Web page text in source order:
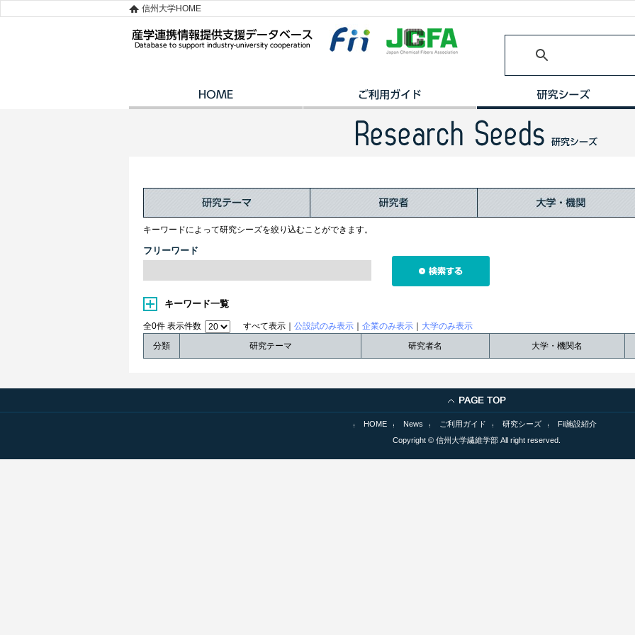
信州大学HOME
キーワードによって研究シーズを絞り込むことができます。
フリーワード
キーワード一覧
全0件 表示件数 すべて表示｜ 公設試のみ表示 企業のみ表示
大学のみ表示
分類
研究テーマ 研究者名 大学・機関名
HOME News ご利用ガイド 研究シーズ
Fii施設紹介
Copyright © 信州大学繊維学部 All right reserved.